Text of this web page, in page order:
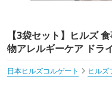
【3袋セット】ヒルズ
物アレルギーケア ドラ
日本ヒルズコルゲート
ヒルズ